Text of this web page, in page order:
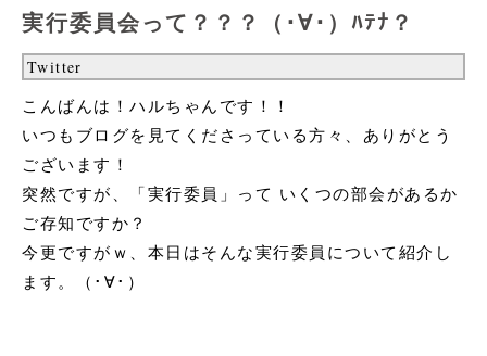
実行委員会って？？？（･∀･）ﾊﾃﾅ？
Twitter
こんばんは！ハルちゃんです！！
いつもブログを見てくださっている方々、ありがとう
ございます！
突然ですが、「実行委員」って いくつの部会があるか
ご存知ですか？
今更ですがｗ、本日はそんな実行委員について紹介し
ます。（･∀･）